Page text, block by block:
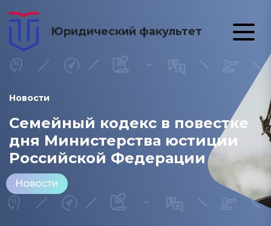
Юридический факультет
Новости
Семейный кодекс в повестке
дня Министерства юстиции
Российской Федерации
Новости